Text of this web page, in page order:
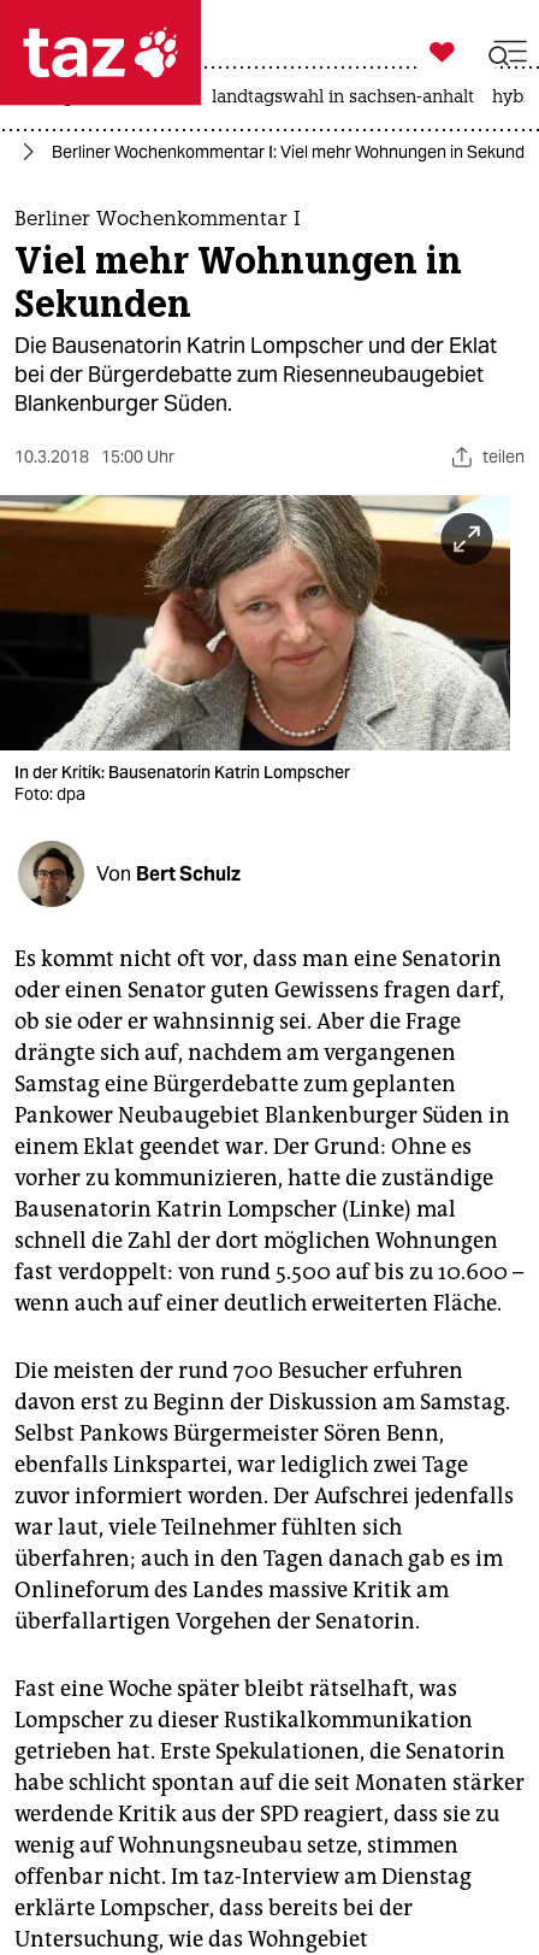
 taz zahl ich
taz zahl ich
themen
politik
öko
gesellschaft
sport
verlag
verlag
veranstaltungen
shop
fragen & hilfe
unterstützen
abo
genossenschaft
epaper login

taz zahl ich
landtagswahl in sachsen-anhalt
Berliner Wochenkommentar I: Viel mehr Wohnungen in
Berliner Wochenkommentar I
Viel mehr Wohnungen in
Sekunden
Die Bausenatorin Katrin Lompscher und der Eklat
bei der Bürgerdebatte zum Riesenneubaugebiet
Blankenburger Süden.
10.3.2018 15:00 Uhr teilen
In der Kritik: Bausenatorin Katrin Lompscher
Foto: dpa
Von Bert Schulz
Es kommt nicht oft vor, dass man eine Senatorin
oder einen Senator guten Gewissens fragen darf,
ob sie oder er wahnsinnig sei. Aber die Frage
drängte sich auf, nachdem am vergangenen
Samstag eine Bürgerdebatte zum geplanten
Pankower Neubaugebiet Blankenburger Süden in
einem Eklat geendet war. Der Grund: Ohne es
vorher zu kommunizieren, hatte die zuständige
Bausenatorin Katrin Lompscher (Linke) mal
schnell die Zahl der dort möglichen Wohnungen
fast verdoppelt: von rund 5.500 auf bis zu 10.600 –
wenn auch auf einer deutlich erweiterten Fläche.
Die meisten der rund 700 Besucher erfuhren
davon erst zu Beginn der Diskussion am Samstag.
Selbst Pankows Bürgermeister Sören Benn,
ebenfalls Linkspartei, war lediglich zwei Tage
zuvor informiert worden. Der Aufschrei jedenfalls
war laut, viele Teilnehmer fühlten sich
überfahren; auch in den Tagen danach gab es im
Onlineforum des Landes massive Kritik am
überfallartigen Vorgehen der Senatorin.
Fast eine Woche später bleibt rätselhaft, was
Lompscher zu dieser Rustikalkommunikation
getrieben hat. Erste Spekulationen, die Senatorin
habe schlicht spontan auf die seit Monaten stärker
werdende Kritik aus der SPD reagiert, dass sie zu
wenig auf Wohnungsneubau setze, stimmen
offenbar nicht. Im taz-Interview am Dienstag
erklärte Lompscher, dass bereits bei der
Untersuchung, wie das Wohngebiet